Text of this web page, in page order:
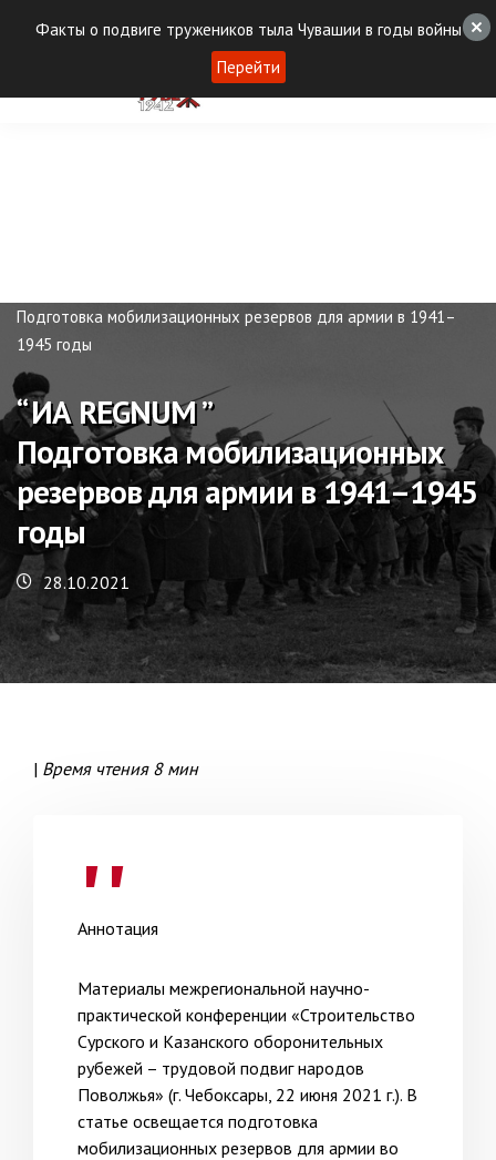
Подготовка мобилизационных резервов для армии в 1941–
1945 годы
“ ИА REGNUM ”
Подготовка мобилизационных
резервов для армии в 1941–1945
годы
28.10.2021
| Время чтения 8 мин
Аннотация
Материалы межрегиональной научно-
практической конференции «Строительство
Сурского и Казанского оборонительных
рубежей – трудовой подвиг народов
Поволжья» (г. Чебоксары, 22 июня 2021 г.). В
статье освещается подготовка
мобилизационных резервов для армии во
Факты о подвиге тружеников тыла Чувашии в годы войны
Перейти